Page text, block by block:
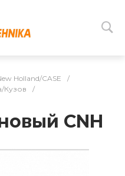
Holland/CASE
/
Кузов
/
CNH